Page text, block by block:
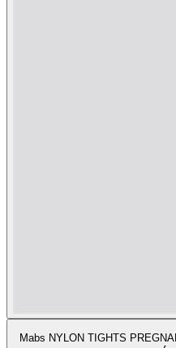
Mabs NYLON TIGHTS